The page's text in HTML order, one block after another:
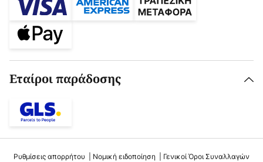
Εταίροι παράδοσης
Ρυθμίσεις απορρήτου Νομική ειδοποίηση
Γενικοί Όροι Συναλλαγών